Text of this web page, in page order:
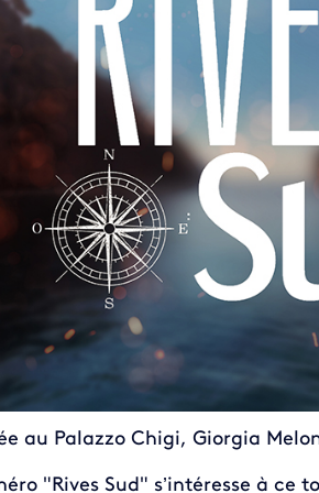
au Palazzo Chigi, Giorgia
"Rives Sud" s’intéresse à